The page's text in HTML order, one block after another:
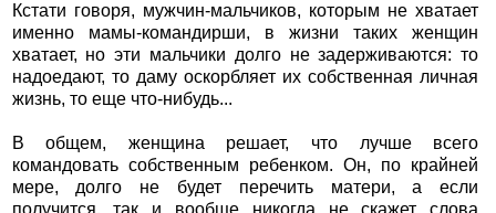
Кстати говоря, мужчин-мальчиков, которым не хватает
именно мамы-командирши, в жизни таких женщин
хватает, но эти мальчики долго не задерживаются: то
надоедают, то даму оскорбляет их собственная личная
жизнь, то еще что-нибудь...
В общем, женщина решает, что лучше всего
командовать собственным ребенком. Он, по крайней
мере, долго не будет перечить матери, а если
получится, так и вообще никогда не скажет слова